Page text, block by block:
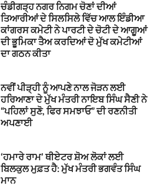
ਚੰਡੀਗੜ੍ਹ ਨਗਰ ਨਿਗਮ ਚੋਣਾਂ ਦੀਆਂ
ਤਿਆਰੀਆਂ ਦੇ ਸਿਲਸਿਲੇ ਵਿੱਚ ਆਲ ਇੰਡੀਆ
ਕਾਂਗਰਸ ਕਮੇਟੀ ਨੇ ਪਾਰਟੀ ਦੇ ਚੋਟੀ ਦੇ ਆਗੂਆਂ
ਦੀ ਭੂਮਿਕਾ ਤੈਅ ਕਰਦਿਆਂ ਦੋ ਮੁੱਖ ਕਮੇਟੀਆਂ
ਦਾ ਗਠਨ ਕੀਤਾ
ਨਵੀਂ ਪੀੜ੍ਹੀ ਨੂੰ ਆਪਣੇ ਨਾਲ ਜੋੜਨ ਲਈ
ਹਰਿਆਣਾ ਦੇ ਮੁੱਖ ਮੰਤਰੀ ਨਾਇਬ ਸਿੰਘ ਸੈਣੀ ਨੇ
“ਪਹਿਲਾਂ ਸੁਣੋ, ਫਿਰ ਸਮਝਾਓ” ਦੀ ਰਣਨੀਤੀ
ਅਪਣਾਈ
‘ਹਮਾਰੇ ਰਾਮ’ ਥੀਏਟਰ ਸ਼ੋਅ ਲੋਕਾਂ ਲਈ
ਬਿਲਕੁਲ ਮੁਫ਼ਤ ਹੈ: ਮੁੱਖ ਮੰਤਰੀ ਭਗਵੰਤ ਸਿੰਘ
ਮਾਨ